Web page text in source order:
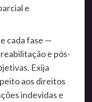
e
cada fase —
e pós-
Exija
aos direitos
indevidas e